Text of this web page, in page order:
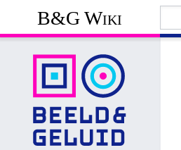
B&G Wiki